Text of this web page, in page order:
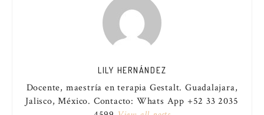
LILY HERNÁNDEZ
Docente, maestría en terapia Gestalt. Guadalajara,
Jalisco, México. Contacto: Whats App +52 33 2035